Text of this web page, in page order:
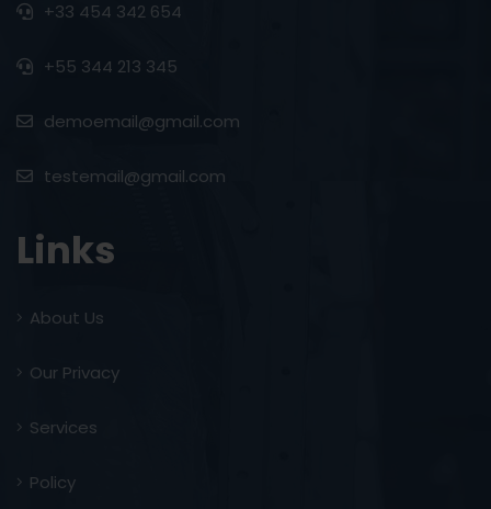
+33 454 342 654
+55 344 213 345
demoemail@gmail.com
testemail@gmail.com
Links
About Us
Our Privacy
Services
Policy